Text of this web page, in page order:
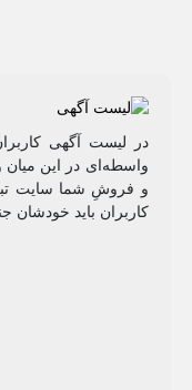
در لیست آگهی
واسطه‌ای در این میان
و فروشِ شما سایت
کاربران باید خودشان